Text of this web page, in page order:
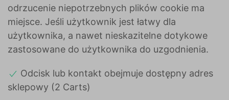
odrzucenie niepotrzebnych plików cookie ma
miejsce. Jeśli użytkownik jest łatwy dla
użytkownika, a nawet nieskazitelne dotykowe
zastosowane do użytkownika do uzgodnienia.
Odcisk lub kontakt obejmuje dostępny adres
sklepowy (2 Carts)